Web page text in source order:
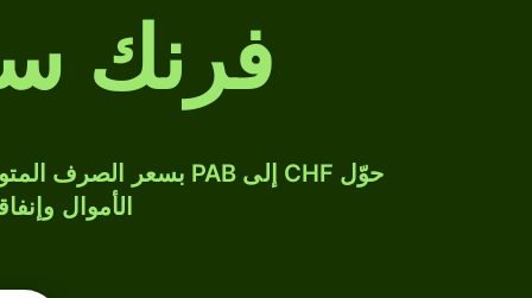
فرنك
الأموال